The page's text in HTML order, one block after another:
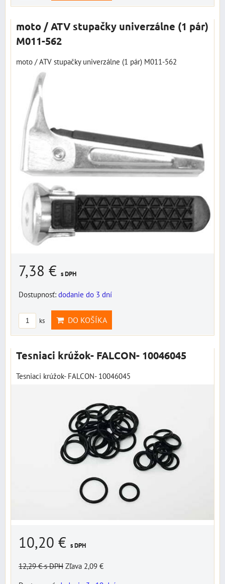
moto / ATV stupačky univerzálne (1 pár)
M011-562
moto / ATV stupačky univerzálne (1 pár) M011-562
7,38 € s DPH
Dostupnosť: dodanie do 3 dní
ks DO KOŠÍKA
Tesniaci krúžok- FALCON- 10046045
Tesniaci krúžok- FALCON- 10046045
10,20 € s DPH
12,29 €s DPH Zľava 2,09 €